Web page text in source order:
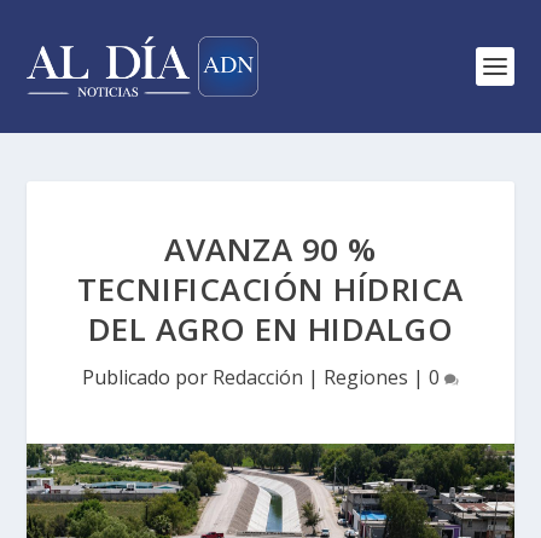
AVANZA 90 %
TECNIFICACIÓN HÍDRICA
DEL AGRO EN HIDALGO
Publicado por Redacción | Regiones | 0